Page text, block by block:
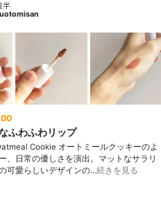
半
ふわふわリップ
Cookie オートミールクッキーのよ
、日常の優しさを演出。マットなサラリ
可愛らしいデザインの…続きを見る